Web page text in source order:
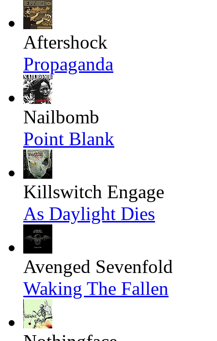
Aftershock
Propaganda
Nailbomb
Point Blank
Killswitch Engage
As Daylight Dies
Avenged Sevenfold
Waking The Fallen